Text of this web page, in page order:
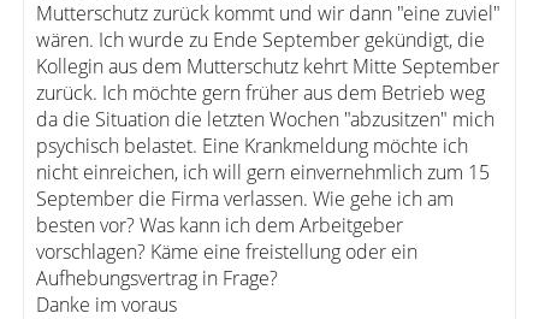
Mutterschutz zurück kommt und wir dann "eine zuviel"
wären. Ich wurde zu Ende September gekündigt, die
Kollegin aus dem Mutterschutz kehrt Mitte September
zurück. Ich möchte gern früher aus dem Betrieb weg
da die Situation die letzten Wochen "abzusitzen" mich
psychisch belastet. Eine Krankmeldung möchte ich
nicht einreichen, ich will gern einvernehmlich zum 15
September die Firma verlassen. Wie gehe ich am
besten vor? Was kann ich dem Arbeitgeber
vorschlagen? Käme eine freistellung oder ein
Aufhebungsvertrag in Frage?
Danke im voraus